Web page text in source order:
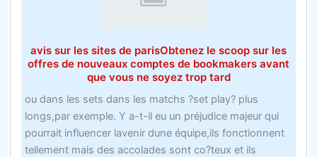
avis sur les sites de parisObtenez le scoop sur les
offres de nouveaux comptes de bookmakers avant
que vous ne soyez trop tard
ou dans les sets dans les matchs ?set play? plus
longs,par exemple. Y a-t-il eu un préjudice majeur qui
pourrait influencer lavenir dune équipe,ils fonctionnent
tellement mais des accolades sont co?teux et ils